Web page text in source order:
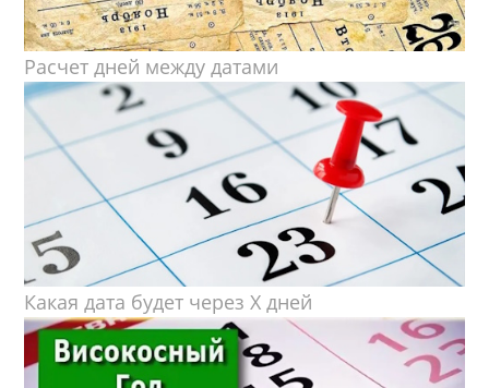
Расчет дней между датами
Какая дата будет через X дней